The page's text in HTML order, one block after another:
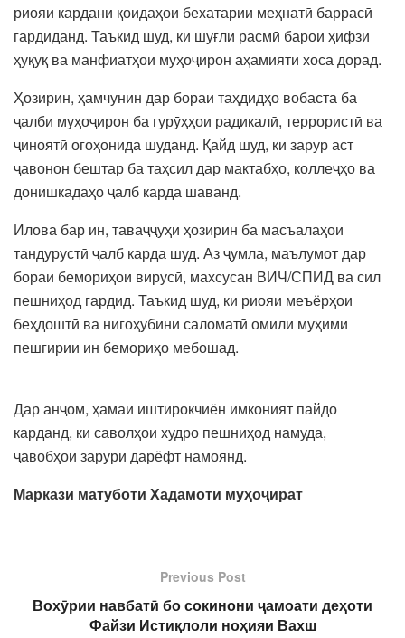
риояи кардани қоидаҳои бехатарии меҳнатӣ баррасӣ
гардиданд. Таъкид шуд, ки шуғли расмӣ барои ҳифзи
ҳуқуқ ва манфиатҳои муҳоҷирон аҳамияти хоса дорад.
Ҳозирин, ҳамчунин дар бораи таҳдидҳо вобаста ба
ҷалби муҳоҷирон ба гурӯҳҳои радикалӣ, террористӣ ва
ҷиноятӣ огоҳонида шуданд. Қайд шуд, ки зарур аст
ҷавонон бештар ба таҳсил дар мактабҳо, коллеҷҳо ва
донишкадаҳо ҷалб карда шаванд.
Илова бар ин, таваҷҷуҳи ҳозирин ба масъалаҳои
тандурустӣ ҷалб карда шуд. Аз ҷумла, маълумот дар
бораи бемориҳои вирусӣ, махсусан ВИЧ/СПИД ва сил
пешниҳод гардид. Таъкид шуд, ки риояи меъёрҳои
беҳдоштӣ ва нигоҳубини саломатӣ омили муҳими
пешгирии ин бемориҳо мебошад.
Дар анҷом, ҳамаи иштирокчиён имконият пайдо
карданд, ки саволҳои худро пешниҳод намуда,
ҷавобҳои зарурӣ дарёфт намоянд.
Маркази матуботи Хадамоти муҳоҷират
Previous Post
Вохӯрии навбатӣ бо сокинони ҷамоати деҳоти
Файзи Истиқлоли ноҳияи Вахш